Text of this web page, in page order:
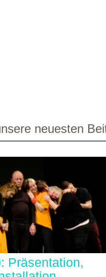
neuesten
Präsentation,